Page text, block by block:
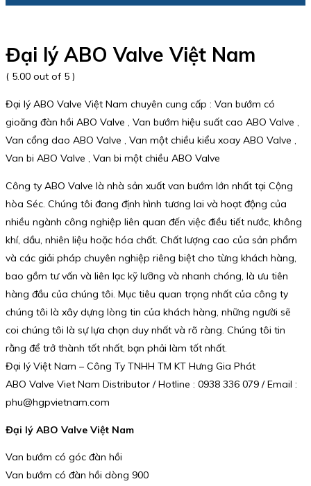
Đại lý ABO Valve Việt Nam
( 5.00 out of 5 )
Đại lý ABO Valve Việt Nam chuyên cung cấp : Van bướm có
gioăng đàn hồi ABO Valve , Van bướm hiệu suất cao ABO Valve ,
Van cổng dao ABO Valve , Van một chiều kiểu xoay ABO Valve ,
Van bi ABO Valve , Van bi một chiều ABO Valve
Công ty ABO Valve là nhà sản xuất van bướm lớn nhất tại Cộng
hòa Séc. Chúng tôi đang định hình tương lai và hoạt động của
nhiều ngành công nghiệp liên quan đến việc điều tiết nước, không
khí, dầu, nhiên liệu hoặc hóa chất. Chất lượng cao của sản phẩm
và các giải pháp chuyên nghiệp riêng biệt cho từng khách hàng,
bao gồm tư vấn và liên lạc kỹ lưỡng và nhanh chóng, là ưu tiên
hàng đầu của chúng tôi. Mục tiêu quan trọng nhất của công ty
chúng tôi là xây dựng lòng tin của khách hàng, những người sẽ
coi chúng tôi là sự lựa chọn duy nhất và rõ ràng. Chúng tôi tin
rằng để trở thành tốt nhất, bạn phải làm tốt nhất.
Đại lý Việt Nam – Công Ty TNHH TM KT Hưng Gia Phát
ABO Valve Viet Nam Distributor / Hotline : 0938 336 079 / Email :
phu@hgpvietnam.com
Đại lý ABO Valve Việt Nam
Van bướm có góc đàn hồi
Van bướm có đàn hồi dòng 900